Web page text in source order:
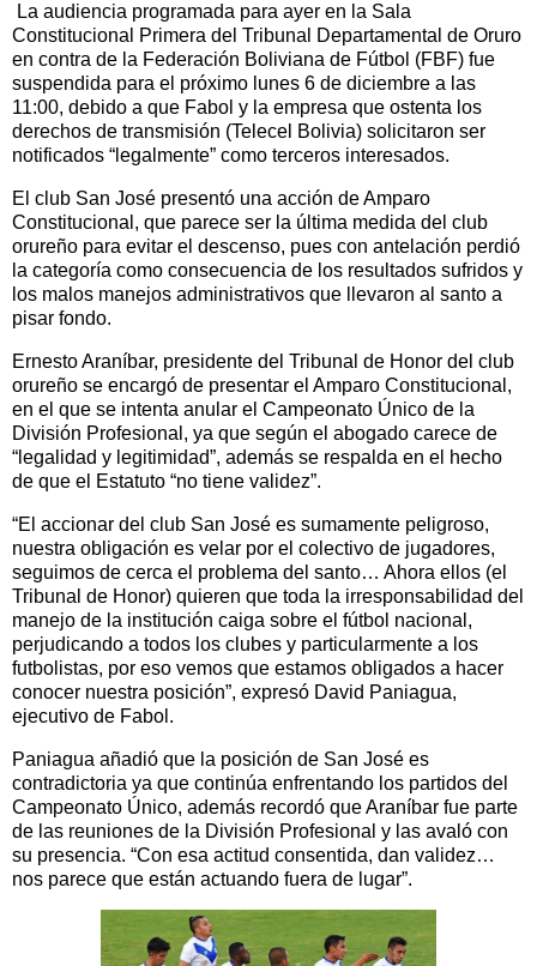
La audiencia programada para ayer en la Sala
Constitucional Primera del Tribunal Departamental de Oruro
en contra de la Federación Boliviana de Fútbol (FBF) fue
suspendida para el próximo lunes 6 de diciembre a las
11:00, debido a que Fabol y la empresa que ostenta los
derechos de transmisión (Telecel Bolivia) solicitaron ser
notificados “legalmente” como terceros interesados.
El club San José presentó una acción de Amparo
Constitucional, que parece ser la última medida del club
orureño para evitar el descenso, pues con antelación perdió
la categoría como consecuencia de los resultados sufridos y
los malos manejos administrativos que llevaron al santo a
pisar fondo.
Ernesto Araníbar, presidente del Tribunal de Honor del club
orureño se encargó de presentar el Amparo Constitucional,
en el que se intenta anular el Campeonato Único de la
División Profesional, ya que según el abogado carece de
“legalidad y legitimidad”, además se respalda en el hecho
de que el Estatuto “no tiene validez”.
“El accionar del club San José es sumamente peligroso,
nuestra obligación es velar por el colectivo de jugadores,
seguimos de cerca el problema del santo… Ahora ellos (el
Tribunal de Honor) quieren que toda la irresponsabilidad del
manejo de la institución caiga sobre el fútbol nacional,
perjudicando a todos los clubes y particularmente a los
futbolistas, por eso vemos que estamos obligados a hacer
conocer nuestra posición”, expresó David Paniagua,
ejecutivo de Fabol.
Paniagua añadió que la posición de San José es
contradictoria ya que continúa enfrentando los partidos del
Campeonato Único, además recordó que Araníbar fue parte
de las reuniones de la División Profesional y las avaló con
su presencia. “Con esa actitud consentida, dan validez…
nos parece que están actuando fuera de lugar”.